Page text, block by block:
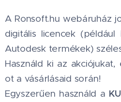
A Ronsoft.hu webáruház
digitális licencek
Autodesk termékek)
Használd ki az
ot a vásárlásaid során!
Egyszerűen használd a